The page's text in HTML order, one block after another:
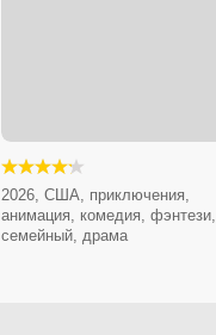
2026, США, приключения,
анимация, комедия, фэнтези,
семейный, драма